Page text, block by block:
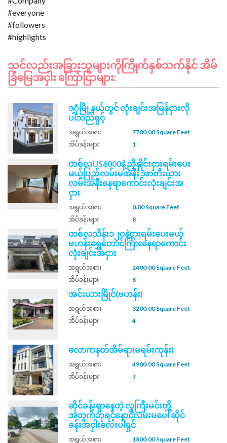
#everyone
#followers
သင်လည်းအခြားသူများကိုကြိုက်နှစ်သက်နိုင် အိမ်
ခြံမြေအငှါး ကြော်ငြာများ:
ဒဂုံမြို့နယ်တွင် လုံးချင်းအမြန်ငှားလို
ပါသည်ရှင့်
အရွယ်အစား
7700.00 Square Feet
အိပ်ခန်းများ
1
တစ်လUS6000နဲ့ညှိနှိုင်းငှားရမ်းပေး
မယ့်ပြည်လမ်းမအနီး အာတီးယား
လမ်းအနီးနေရာကောင်းလုံးချင်းအ
ငှား
အရွယ်အစား
0.00 Square Feet
အိပ်ခန်းများ
8
တစ်လသိန်း၁၂၀နဲ့ငှားရမ်းပေးမယ့်
ဗဟန်းရွှေတောင်ကြားနေရာကောင်း
လုံးချင်းအငှား
အရွယ်အစား
2400.00 Square Feet
အိပ်ခန်းများ
8
အင်းယားမြိုင်(ဗဟန်း)
အရွယ်အစား
3200.00 Square Feet
အိပ်ခန်းများ
4
လောကနတ်အိမ်ရာ(မရမ်းကုန်း)
အရွယ်အစား
4900.00 Square Feet
အိပ်ခန်းများ
3
ဆိုင်ခန်းရှာနေတဲ့ လူကြီးမင်းတို့
အတွက်ဘုရင့်နောင်လမ်းမပေါ် ဆိုင်
ခန်းအငှါးလေးပါရှင်
အရွယ်အစား
1800.00 Square Feet